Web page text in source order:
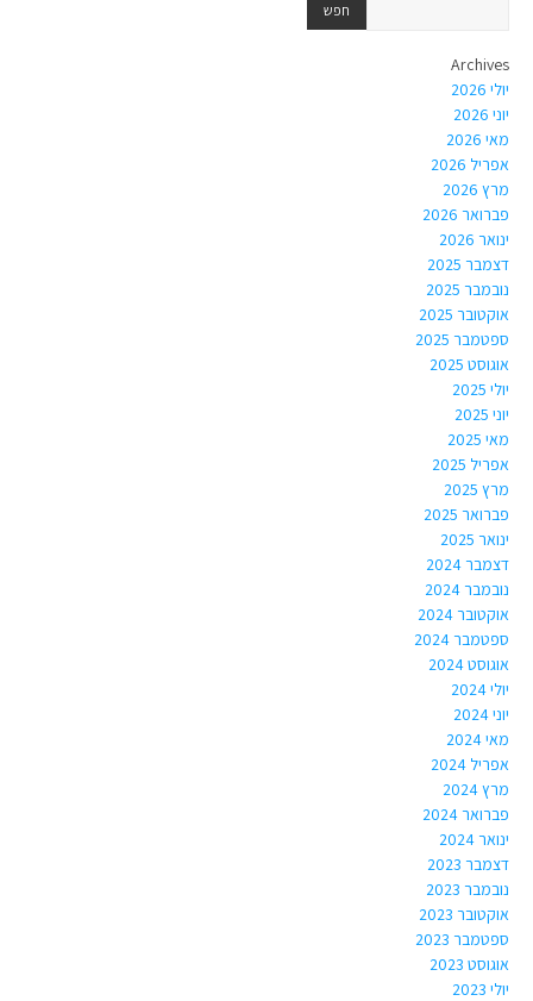
Archives
יולי 2026
יוני 2026
מאי 2026
אפריל 2026
מרץ 2026
פברואר 2026
ינואר 2026
דצמבר 2025
נובמבר 2025
אוקטובר 2025
ספטמבר 2025
אוגוסט 2025
יולי 2025
יוני 2025
מאי 2025
אפריל 2025
מרץ 2025
פברואר 2025
ינואר 2025
דצמבר 2024
נובמבר 2024
אוקטובר 2024
ספטמבר 2024
אוגוסט 2024
יולי 2024
יוני 2024
מאי 2024
אפריל 2024
מרץ 2024
פברואר 2024
ינואר 2024
דצמבר 2023
נובמבר 2023
אוקטובר 2023
ספטמבר 2023
אוגוסט 2023
יולי 2023